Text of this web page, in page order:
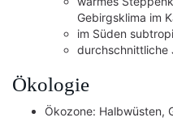
Gebirgsklima im
im Süden
durchschnittliche
Ökologie
Ökozone: Halbwüsten,